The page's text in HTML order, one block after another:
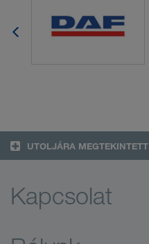
UTOLJÁRA MEGTEKINTETT
Kapcsolat